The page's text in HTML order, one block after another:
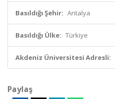
Basıldığı Şehir: Antalya
Basıldığı Ülke: Türkiye
Akdeniz Üniversitesi Adresli:
Paylaş